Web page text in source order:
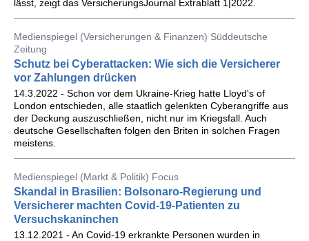
lässt, zeigt das VersicherungsJournal Extrablatt 1|2022.
Medienspiegel (Versicherungen & Finanzen) Süddeutsche
Zeitung
Schutz bei Cyberattacken: Wie sich die Versicherer
vor Zahlungen drücken
14.3.2022 - Schon vor dem Ukraine-Krieg hatte Lloyd's of
London entschieden, alle staatlich gelenkten Cyberangriffe aus
der Deckung auszuschließen, nicht nur im Kriegsfall. Auch
deutsche Gesellschaften folgen den Briten in solchen Fragen
meistens.
Medienspiegel (Markt & Politik) Focus
Skandal in Brasilien: Bolsonaro-Regierung und
Versicherer machten Covid-19-Patienten zu
Versuchskaninchen
13.12.2021 - An Covid-19 erkrankte Personen wurden in